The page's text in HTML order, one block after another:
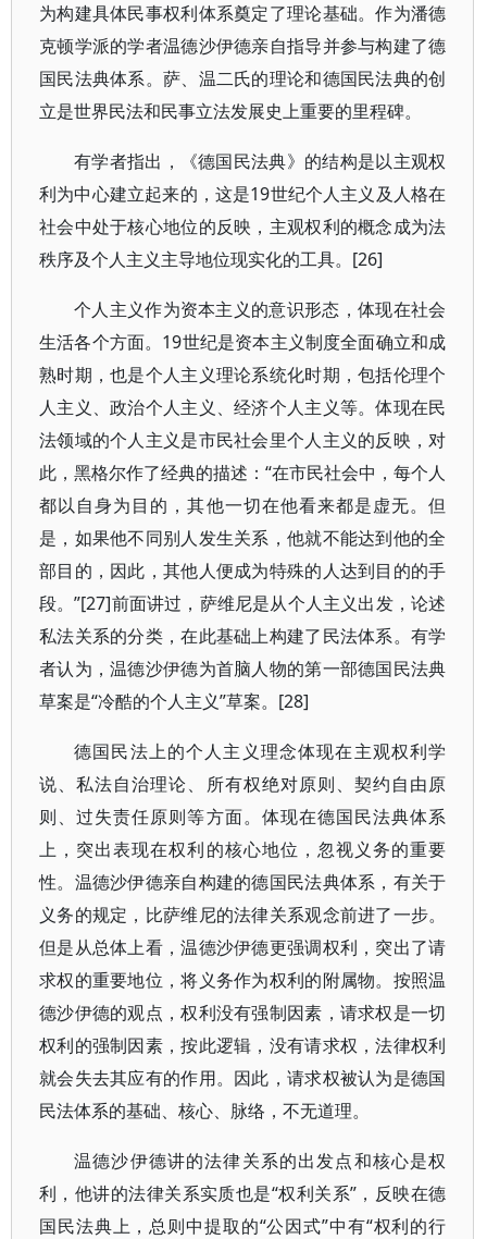
为构建具体民事权利体系奠定了理论基础。作为潘德
克顿学派的学者温德沙伊德亲自指导并参与构建了德
国民法典体系。萨、温二氏的理论和德国民法典的创
立是世界民法和民事立法发展史上重要的里程碑。
有学者指出，《德国民法典》的结构是以主观权
利为中心建立起来的，这是19世纪个人主义及人格在
社会中处于核心地位的反映，主观权利的概念成为法
秩序及个人主义主导地位现实化的工具。[26]
个人主义作为资本主义的意识形态，体现在社会
生活各个方面。19世纪是资本主义制度全面确立和成
熟时期，也是个人主义理论系统化时期，包括伦理个
人主义、政治个人主义、经济个人主义等。体现在民
法领域的个人主义是市民社会里个人主义的反映，对
此，黑格尔作了经典的描述：“在市民社会中，每个人
都以自身为目的，其他一切在他看来都是虚无。但
是，如果他不同别人发生关系，他就不能达到他的全
部目的，因此，其他人便成为特殊的人达到目的的手
段。”[27]前面讲过，萨维尼是从个人主义出发，论述
私法关系的分类，在此基础上构建了民法体系。有学
者认为，温德沙伊德为首脑人物的第一部德国民法典
草案是“冷酷的个人主义”草案。[28]
德国民法上的个人主义理念体现在主观权利学
说、私法自治理论、所有权绝对原则、契约自由原
则、过失责任原则等方面。体现在德国民法典体系
上，突出表现在权利的核心地位，忽视义务的重要
性。温德沙伊德亲自构建的德国民法典体系，有关于
义务的规定，比萨维尼的法律关系观念前进了一步。
但是从总体上看，温德沙伊德更强调权利，突出了请
求权的重要地位，将义务作为权利的附属物。按照温
德沙伊德的观点，权利没有强制因素，请求权是一切
权利的强制因素，按此逻辑，没有请求权，法律权利
就会失去其应有的作用。因此，请求权被认为是德国
民法体系的基础、核心、脉络，不无道理。
温德沙伊德讲的法律关系的出发点和核心是权
利，他讲的法律关系实质也是“权利关系”，反映在德
国民法典上，总则中提取的“公因式”中有“权利的行